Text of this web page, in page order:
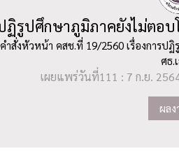
ฏิรูปศึกษาภูมิภาคยังไม่ตอ
ำสั่งหัวหน้า คสช.ที่ 19/2560 เรื่องการ
ศธ.
เผยแพร่วันที่111 : 7 ก.ย.
ผล